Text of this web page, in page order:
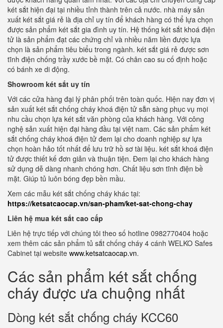
két sắt hiện đại tại nhiều tỉnh thành trên cả nước. nhà máy sản
xuất két sắt giá rẻ là địa chỉ uy tín để khách hàng có thể lựa chọn
được sản phẩm két sắt gia đình uy tín. Hệ thống két sắt khoá điện
tử là sản phẩm đạt các chứng chỉ và nhiều năm liền được lựa
chọn là sản phẩm tiêu biểu trong ngành. két sắt giá rẻ được sơn
tĩnh điện chống trầy xước bề mặt. Có chân cao su cố định hoặc
có bánh xe di động.
Showroom két sắt uy tín
Với các cửa hàng đại lý phân phối trên toàn quốc. Hiện nay đơn vị
sản xuất két sắt chống cháy khoá điện tử sẵn sàng phục vụ mọi
nhu cầu chọn lựa két sắt văn phòng của khách hàng. Với công
nghệ sản xuất hiện đại hàng đầu tại việt nam. Các sản phẩm két
sắt chống cháy khoá điện tử đem lại cho doanh nghiệp sự lựa
chọn hoàn hảo tốt nhất để lưu trữ hồ sơ tài liệu. két sắt khoá điện
tử được thiết kế đơn giản và thuận tiện. Đem lại cho khách hàng
sử dụng dễ dàng nhanh chóng hơn. Chất liệu sơn tĩnh điện bề
mặt. Giúp tủ luôn bóng đẹp bền mầu.
Xem các mẫu két sắt chống cháy khác tại:
https://ketsatcaocap.vn/san-pham/ket-sat-chong-chay
Liên hệ mua két sắt cao cấp
Liên hệ trực tiếp với chúng tôi theo số hotline 0982770404 hoặc
xem thêm các sản phẩm tủ sắt chống cháy 4 cánh WELKO Safes
Cabinet tại website www.ketsatcaocap.vn.
Các sản phẩm két sắt chống
cháy được ưa chuộng nhất
Dòng két sắt chống cháy KCC60